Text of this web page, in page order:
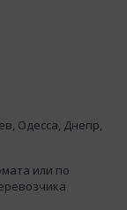
Одесса, Днепр,
или по